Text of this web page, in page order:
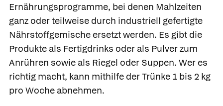
Ernährungsprogramme, bei denen Mahlzeiten
ganz oder teilweise durch industriell gefertigte
Nährstoffgemische ersetzt werden. Es gibt die
Produkte als Fertigdrinks oder als Pulver zum
Anrühren sowie als Riegel oder Suppen. Wer es
richtig macht, kann mithilfe der Trünke 1 bis 2 kg
pro Woche abnehmen.